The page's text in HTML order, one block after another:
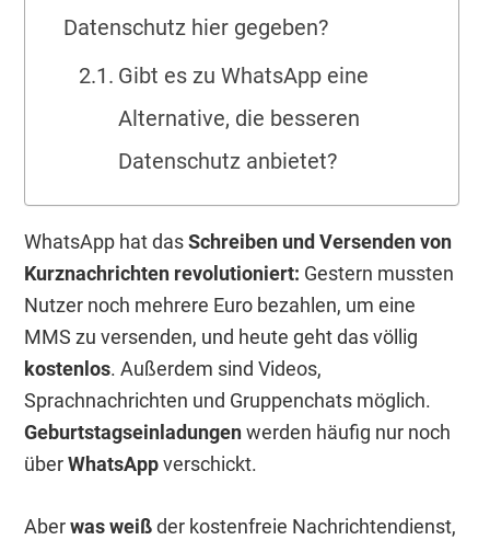
Datenschutz hier gegeben?
Gibt es zu WhatsApp eine
Alternative, die besseren
Datenschutz anbietet?
WhatsApp hat dasSchreiben und Versenden von
Kurznachrichten revolutioniert: Gestern mussten
Nutzer noch mehrere Euro bezahlen, um eine
MMS zu versenden, und heute geht das völlig
kostenlos. Außerdem sind Videos,
Sprachnachrichten und Gruppenchats möglich.
Geburtstagseinladungenwerden häufig nur noch
überWhatsAppverschickt.
Aberwas weißder kostenfreie Nachrichtendienst,